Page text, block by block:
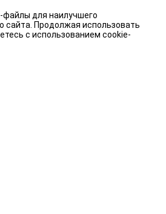
для наилучшего
сайта. Продолжая использовать
с использованием cookie-